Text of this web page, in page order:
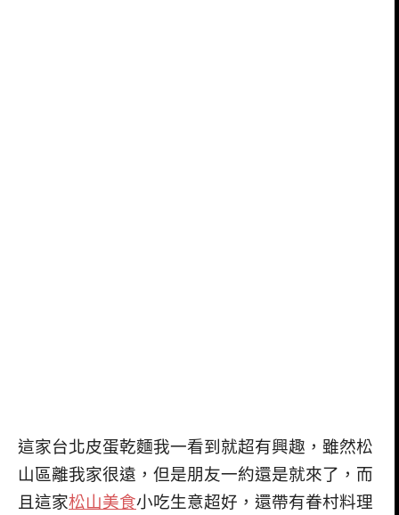
這家台北皮蛋乾麵我一看到就超有興趣，雖然松
山區離我家很遠，但是朋友一約還是就來了，而
且這家松山美食小吃生意超好，還帶有眷村料理